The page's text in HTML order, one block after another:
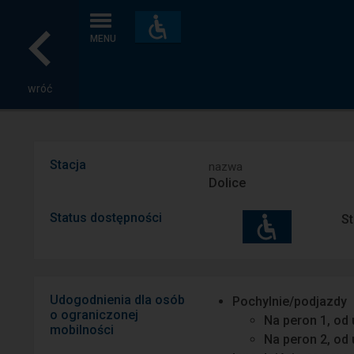
wróć
MENU
Dostępność
i
Stacja nazwa
Dolice
Status dostępności
Udogodnienia dla osób
o ograniczonej
mobilności
Pochylnie/podjazdy
Na peron 1, od
Na peron 2, od